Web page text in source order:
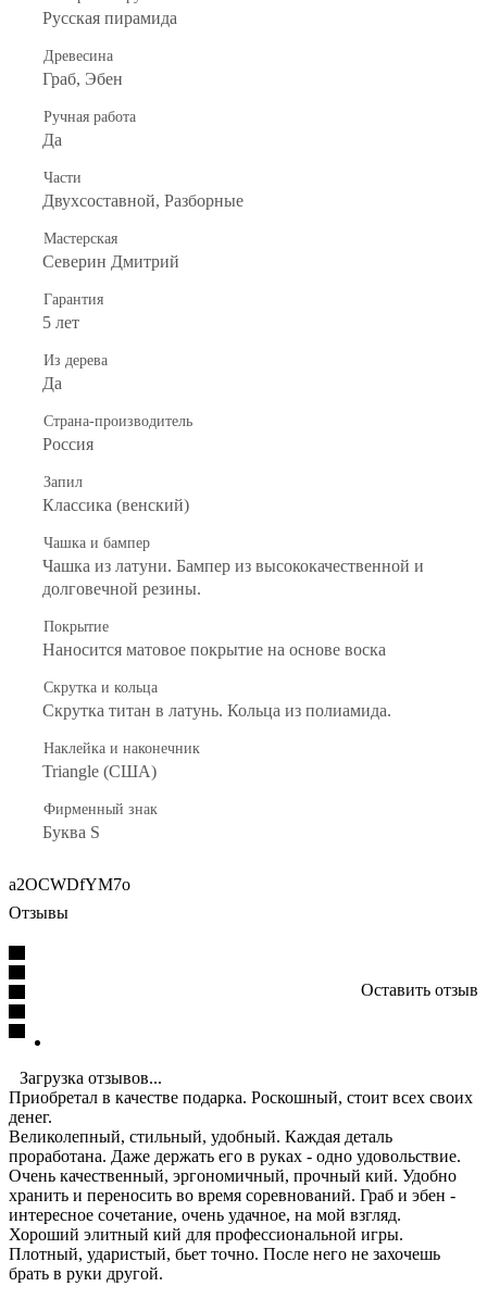
Русская пирамида
Древесина
Граб, Эбен
Ручная работа
Да
Части
Двухсоставной, Разборные
Мастерская
Северин Дмитрий
Гарантия
5 лет
Из дерева
Да
Страна-производитель
Россия
Запил
Классика (венский)
Чашка и бампер
Чашка из латуни. Бампер из высококачественной и
долговечной резины.
Покрытие
Наносится матовое покрытие на основе воска
Скрутка и кольца
Скрутка титан в латунь. Кольца из полиамида.
Наклейка и наконечник
Triangle (США)
Фирменный знак
Буква S
a2OCWDfYM7o
Отзывы
Оставить отзыв
Загрузка отзывов...
Приобретал в качестве подарка. Роскошный, стоит всех своих
денег.
Великолепный, стильный, удобный. Каждая деталь
проработана. Даже держать его в руках - одно удовольствие.
Очень качественный, эргономичный, прочный кий. Удобно
хранить и переносить во время соревнований. Граб и эбен -
интересное сочетание, очень удачное, на мой взгляд.
Хороший элитный кий для профессиональной игры.
Плотный, ударистый, бьет точно. После него не захочешь
брать в руки другой.